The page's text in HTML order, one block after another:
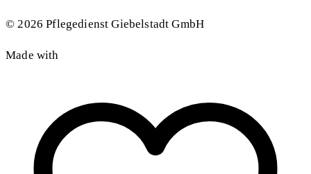
© 2026 Pflegedienst Giebelstadt GmbH
Made with